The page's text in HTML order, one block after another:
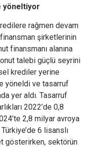
yöneltiyor
rağmen devam
şirketlerinin
finansmanı alanına
talebi güçlü seyrini
krediler yerine
yöneldi ve tasarruf
yer aldı. Tasarruf
2022’de 0,8
2,8 milyar avroya
6 lisanslı
gösterirken, sektörün